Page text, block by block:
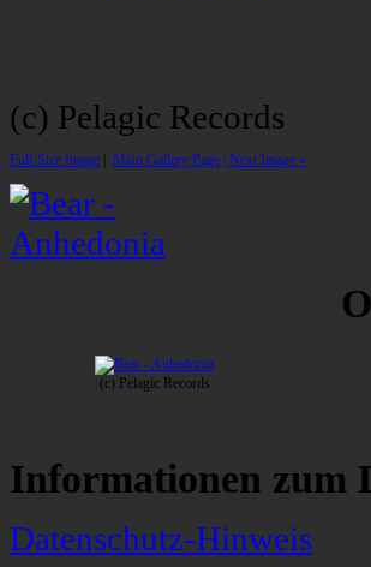
(c) Pelagic Records
Full-Size Image Main Gallery Page | Next Image »
(c) Pelagic Records
Informationen zum
Datenschutz-Hinweis